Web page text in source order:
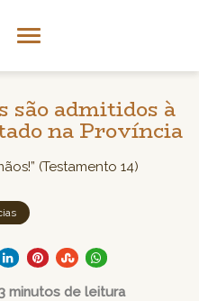
são admitidos à
na Província
(Testamento 14)
3 minutos de leitura